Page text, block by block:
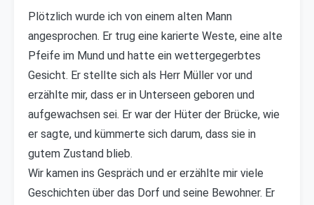
Plötzlich wurde ich von einem alten Mann
angesprochen. Er trug eine karierte Weste, eine alte
Pfeife im Mund und hatte ein wettergegerbtes
Gesicht. Er stellte sich als Herr Müller vor und
erzählte mir, dass er in Unterseen geboren und
aufgewachsen sei. Er war der Hüter der Brücke, wie
er sagte, und kümmerte sich darum, dass sie in
gutem Zustand blieb.
Wir kamen ins Gespräch und er erzählte mir viele
Geschichten über das Dorf und seine Bewohner. Er